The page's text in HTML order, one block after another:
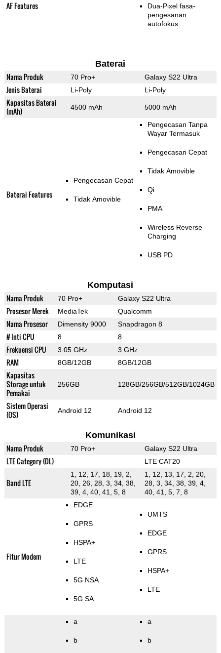
AF Features
Dua-Pixel fasa-
pengesanan
autofokus
Baterai
Nama Produk 70 Pro+ Galaxy S22 Ultra
Jenis Baterai Li-Poly Li-Poly
Kapasitas Baterai
(mAh)
4500 mAh 5000 mAh
Baterai Features
Pengecasan Cepat
Tidak Amovible
Pengecasan Tanpa
Wayar Termasuk
Pengecasan Cepat
Tidak Amovible
Qi
PMA
Wireless Reverse
Charging
USB PD
Komputasi
Nama Produk 70 Pro+ Galaxy S22 Ultra
Prosesor Merek MediaTek Qualcomm
Nama Prosesor Dimensity 9000 Snapdragon 8
# Inti CPU 8 8
Frekuensi CPU 3.05 GHz 3 GHz
RAM 8GB/12GB 8GB/12GB
Kapasitas
Storage untuk
Pemakai
256GB 128GB/256GB/512GB/1024GB
Sistem Operasi
(OS)
Android 12 Android 12
Komunikasi
Nama Produk 70 Pro+ Galaxy S22 Ultra
LTE Category (DL) LTE CAT20
Band LTE
1, 12, 17, 18, 19, 2,
20, 26, 28, 3, 34, 38,
39, 4, 40, 41, 5, 8
1, 12, 13, 17, 2, 20,
28, 3, 34, 38, 39, 4,
40, 41, 5, 7, 8
Fitur Modem
EDGE
GPRS
HSPA+
LTE
5G NSA
5G SA
UMTS
EDGE
GPRS
HSPA+
LTE
a
b
a
b